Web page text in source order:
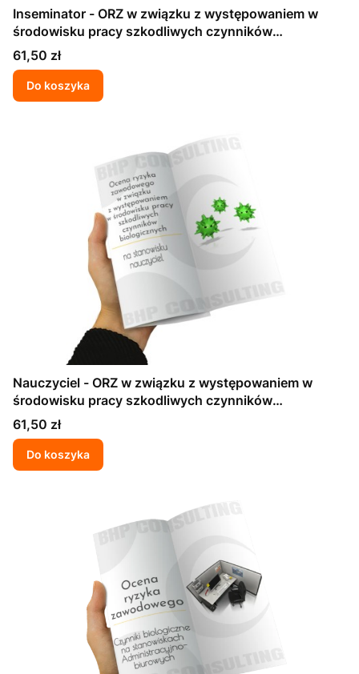
Inseminator - ORZ w związku z występowaniem w
środowisku pracy szkodliwych czynników
biologicznych
Cena
61,50 zł
Do koszyka
Nauczyciel - ORZ w związku z występowaniem w
środowisku pracy szkodliwych czynników
biologicznych
Cena
61,50 zł
Do koszyka